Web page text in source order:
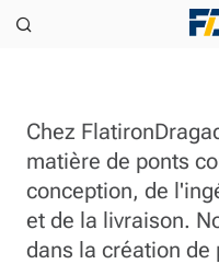
Chez
matière de ponts
conception, de
et de la livraison.
dans la création de